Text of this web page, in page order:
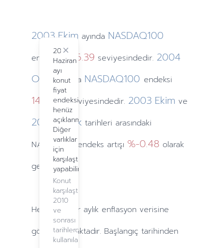
2024
Haziran
ayı
konut
fiyat
endeksi
henüz
açıklanmadı.
Diğer
varlıklar
için
karşılaştırma
yapabilirsiniz.
Konut
karşılaştırma,
2010
ve
sonrası
tarihlerde
kullanılabilir.
Close
2003 Ekim ayında NASDAQ100
endeksi1416.39 seviyesindedir. 2004
Ocak ayında NASDAQ100 endeksi
1493.08seviyesindedir. 2003 Ekim ve
2004 Ocak tarihleri arasındaki
NASDAQ100 endeks artışı %-0.48 olarak
gerçekleşti.
Hesaplamalar aylık enflasyon verisine
göre yapılmaktadır. Başlangıç tarihinden